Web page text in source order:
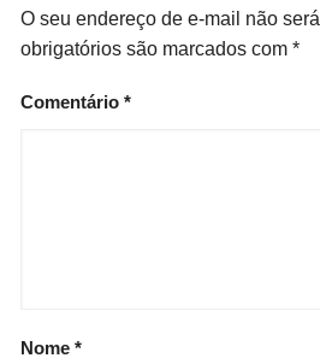
O seu endereço de e-mail não
obrigatórios são marcados com*
Comentário*
Nome*